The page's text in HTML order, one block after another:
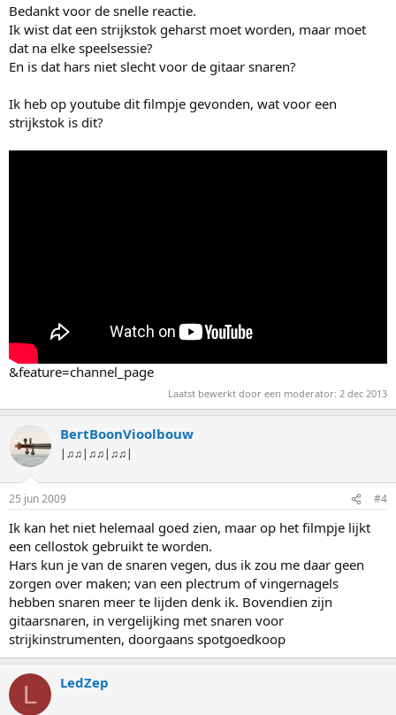
Bedankt voor de snelle reactie.
Ik wist dat een strijkstok geharst moet worden, maar moet
dat na elke speelsessie?
En is dat hars niet slecht voor de gitaar snaren?
Ik heb op youtube dit filmpje gevonden, wat voor een
strijkstok is dit?
&feature=channel_page
Laatst bewerkt door een moderator: 2 dec 2013
BertBoonVioolbouw
|♫♫|♫♫|♫♫|
25 jun 2009 #4
Ik kan het niet helemaal goed zien, maar op het filmpje lijkt
een cellostok gebruikt te worden.
Hars kun je van de snaren vegen, dus ik zou me daar geen
zorgen over maken; van een plectrum of vingernagels
hebben snaren meer te lijden denk ik. Bovendien zijn
gitaarsnaren, in vergelijking met snaren voor
strijkinstrumenten, doorgaans spotgoedkoop
L LedZep